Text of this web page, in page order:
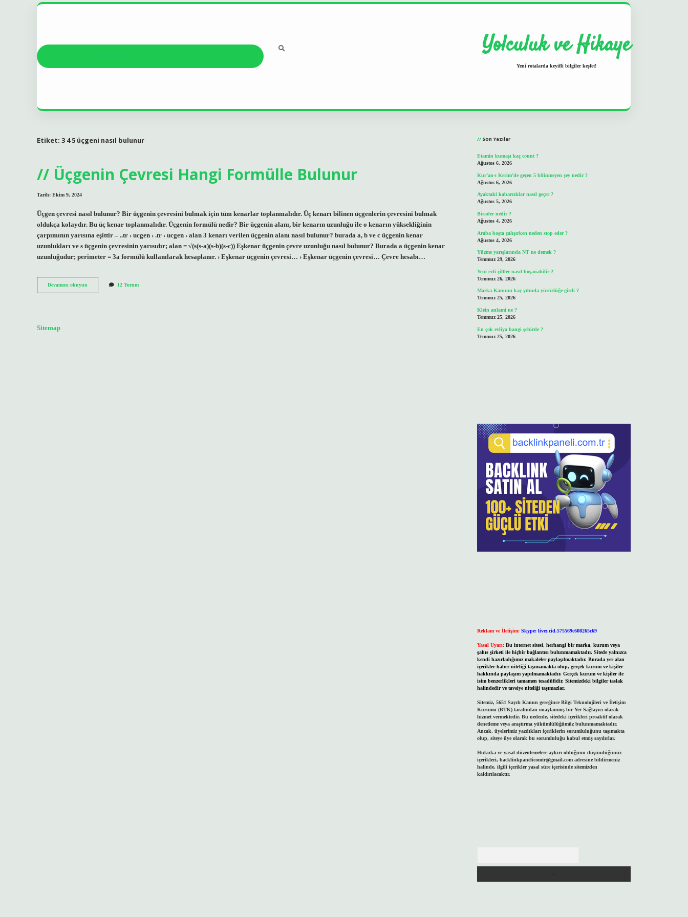
Yolculuk ve Hikaye
Yeni rotalarda keyifli bilgiler keşfet!
Etiket: 3 4 5 üçgeni nasıl bulunur
Üçgenin Çevresi Hangi Formülle Bulunur
Tarih: Ekim 9, 2024
Üçgen çevresi nasıl bulunur? Bir üçgenin çevresini bulmak için tüm kenarlar toplanmalıdır. Üç kenarı bilinen üçgenlerin çevresini bulmak
oldukça kolaydır. Bu üç kenar toplanmalıdır. Üçgenin formülü nedir? Bir üçgenin alanı, bir kenarın uzunluğu ile o kenarın yüksekliğinin
çarpımının yarısına eşittir – ..tr › ucgen › .tr › ucgen › alan 3 kenarı verilen üçgenin alanı nasıl bulunur? burada a, b ve c üçgenin kenar
uzunlukları ve s üçgenin çevresinin yarısıdır; alan = √(s(s-a)(s-b)(s-c)) Eşkenar üçgenin çevre uzunluğu nasıl bulunur? Burada a üçgenin kenar
uzunluğudur; perimeter = 3a formülü kullanılarak hesaplanır. › Eşkenar üçgenin çevresi… › Eşkenar üçgenin çevresi… Çevre hesabı…
Devamını okuyun
Çevresi
12 Yorum
Sitemap
Son Yazılar
Etamin kumaşı kaç count ?
Ağustos 6, 2026
Kur’an-ı Kerim’de geçen 5 bilinmeyen şey nedir ?
Ağustos 6, 2026
Ayaktaki kabarcıklar nasıl geçer ?
Ağustos 5, 2026
Birader nedir ?
Ağustos 4, 2026
Araba boşta çalışırken neden stop eder ?
Ağustos 4, 2026
Yüzme yarışlarında NT ne demek ?
Temmuz 29, 2026
Yeni evli çiftler nasıl boşanabilir ?
Temmuz 26, 2026
Marka Kanunu kaç yılında yürürlüğe girdi ?
Temmuz 25, 2026
Klein anlami ne ?
Temmuz 25, 2026
En çok evliya hangi şehirde ?
Temmuz 25, 2026
Reklam ve İletişim: Skype: live:.cid.575569c608265c69
Yasal Uyarı: Bu internet sitesi, herhangi bir marka, kurum veya
şahıs şirketi ile hiçbir bağlantısı bulunmamaktadır. Sitede yalnızca
kendi hazırladığımız makaleler paylaşılmaktadır. Burada yer alan
içerikler haber niteliği taşımamakta olup, gerçek kurum ve kişiler
hakkında paylaşım yapılmamaktadır. Gerçek kurum ve kişiler ile
isim benzerlikleri tamamen tesadüfidir. Sitemizdeki bilgiler taslak
halindedir ve tavsiye niteliği taşımazlar.
Sitemiz, 5651 Sayılı Kanun gereğince Bilgi Teknolojileri ve İletişim
Kurumu (BTK) tarafından onaylanmış bir Yer Sağlayıcı olarak
hizmet vermektedir. Bu nedenle, sitedeki içerikleri proaktif olarak
denetleme veya araştırma yükümlülüğümüz bulunmamaktadır.
Ancak, üyelerimiz yazdıkları içeriklerin sorumluluğunu taşımakta
olup, siteye üye olarak bu sorumluluğu kabul etmiş sayılırlar.
Hukuka ve yasal düzenlemelere aykırı olduğunu düşündüğünüz
içerikleri, backlinkpanelicomtr@gmail.comadresine bildirmeniz
halinde, ilgili içerikler yasal süre içerisinde sitemizden
kaldırılacaktır.